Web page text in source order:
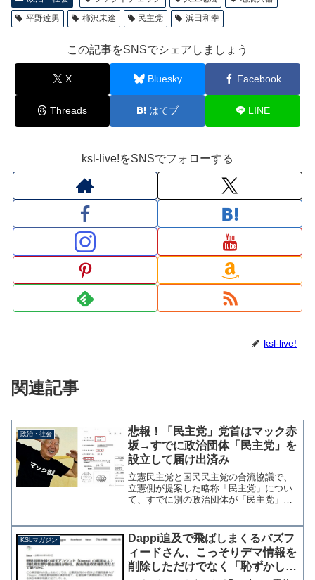
平野達男
柿沢未途 民主党 浜田和幸
この記事をSNSでシェアしましょう
X Bluesky Facebook
Threads はてブ LINE
ksl-live!をSNSでフォローする
ksl-live!
関連記事
政治・社会
悲報！「民主党」党首はマック赤
坂→すでに政治団体「民主党」を
設立して届け出済み
立憲民主党と国民民主党の合流協議で、
立憲側が提案した略称「民主党」につい
て、すでに別の政治団体が「民主党」と
選でのパフォーマンスでお馴染みマック
赤坂氏（現・港区議）が旧...
KSLマガジン
Dappi追及で飛ばしまくるバズフ
ィードさん、こっそりデマ情報を
削除しただけでなく「恥ずかしい